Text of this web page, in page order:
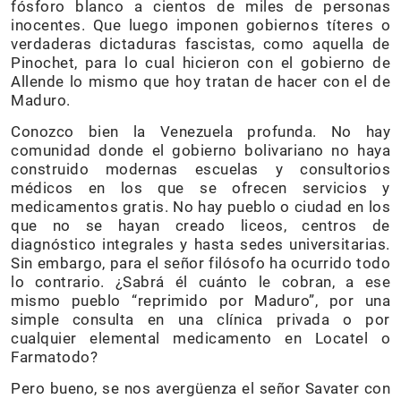
fósforo blanco a cientos de miles de personas
inocentes. Que luego imponen gobiernos títeres o
verdaderas dictaduras fascistas, como aquella de
Pinochet, para lo cual hicieron con el gobierno de
Allende lo mismo que hoy tratan de hacer con el de
Maduro.
Conozco bien la Venezuela profunda. No hay
comunidad donde el gobierno bolivariano no haya
construido modernas escuelas y consultorios
médicos en los que se ofrecen servicios y
medicamentos gratis. No hay pueblo o ciudad en los
que no se hayan creado liceos, centros de
diagnóstico integrales y hasta sedes universitarias.
Sin embargo, para el señor filósofo ha ocurrido todo
lo contrario. ¿Sabrá él cuánto le cobran, a ese
mismo pueblo “reprimido por Maduro”, por una
simple consulta en una clínica privada o por
cualquier elemental medicamento en Locatel o
Farmatodo?
Pero bueno, se nos avergüenza el señor Savater con